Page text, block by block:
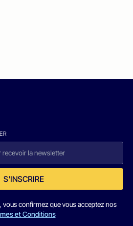
S'INSCRIRE
vous confirmez que vous acceptez nos
et Conditions